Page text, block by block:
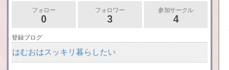
フォロー
0
フォロワー
3
参加サークル
4
登録ブログ
はむおはスッキリ暮らしたい